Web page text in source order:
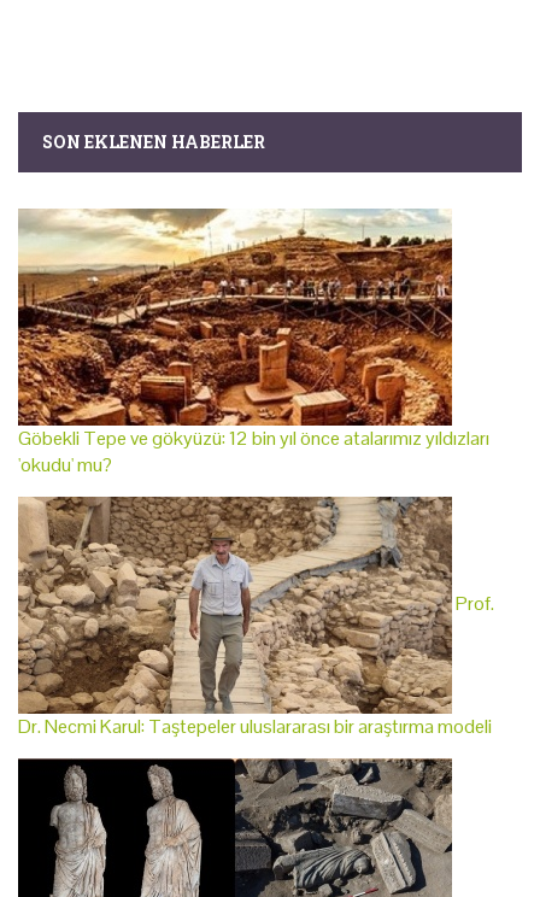
SON EKLENEN HABERLER
Göbekli Tepe ve gökyüzü: 12 bin yıl önce atalarımız yıldızları
'okudu' mu?
Prof.
Dr. Necmi Karul: Taştepeler uluslararası bir araştırma modeli